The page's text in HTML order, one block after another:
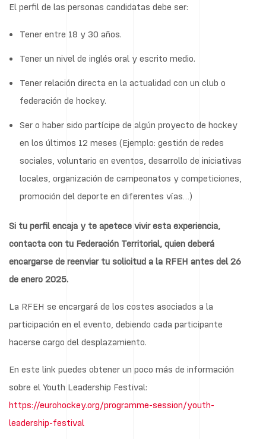
El perfil de las personas candidatas debe ser:
Tener entre 18 y 30 años.
Tener un nivel de inglés oral y escrito medio.
Tener relación directa en la actualidad con un club o
federación de hockey.
Ser o haber sido partícipe de algún proyecto de hockey
en los últimos 12 meses (Ejemplo: gestión de redes
sociales, voluntario en eventos, desarrollo de iniciativas
locales, organización de campeonatos y competiciones,
promoción del deporte en diferentes vías…)
Si tu perfil encaja y te apetece vivir esta experiencia,
contacta con tu Federación Territorial, quien deberá
encargarse de reenviar tu solicitud a la RFEH antes del 26
de enero 2025.
La RFEH se encargará de los costes asociados a la
participación en el evento, debiendo cada participante
hacerse cargo del desplazamiento.
En este link puedes obtener un poco más de información
sobre el Youth Leadership Festival:
https://eurohockey.org/programme-session/youth-
leadership-festival